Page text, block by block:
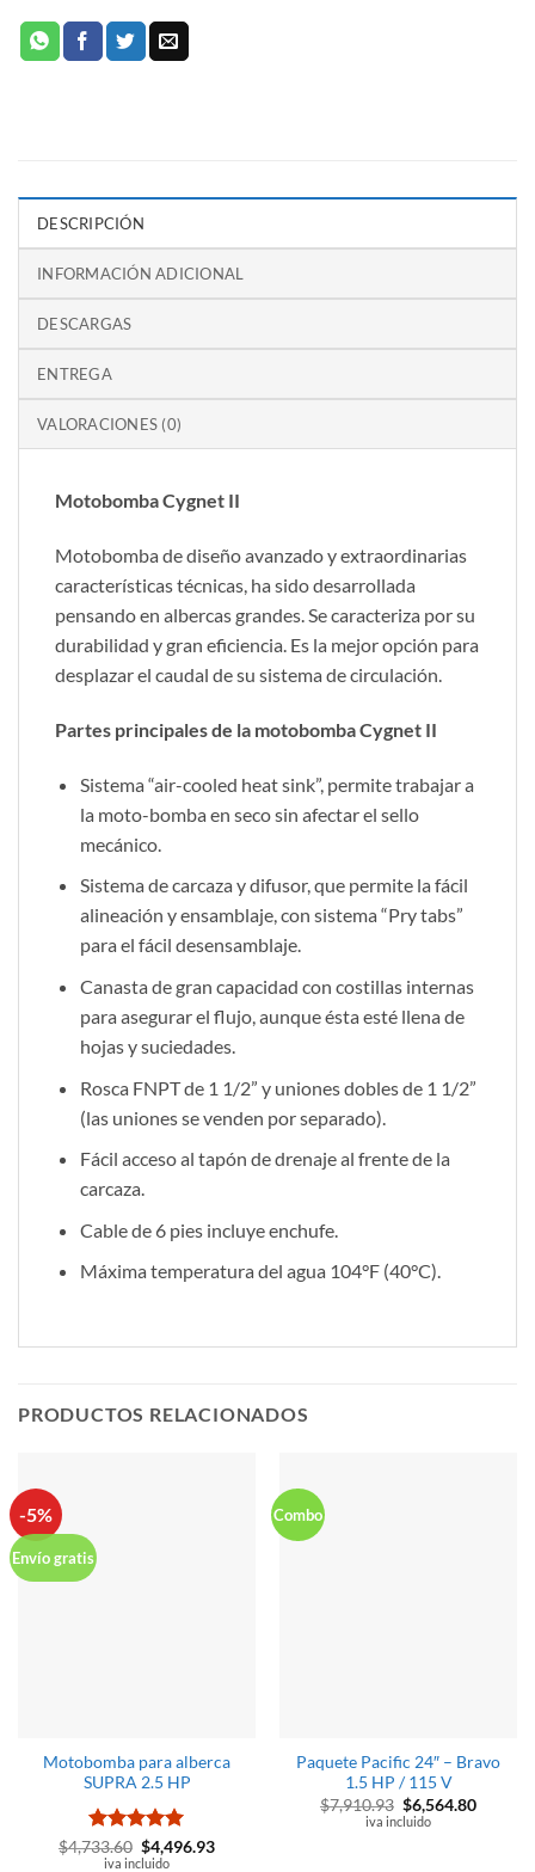
DESCRIPCIÓN
INFORMACIÓN ADICIONAL
DESCARGAS
ENTREGA
VALORACIONES (0)
Motobomba Cygnet II
Motobomba de diseño avanzado y extraordinarias
características técnicas, ha sido desarrollada
pensando en albercas grandes. Se caracteriza por su
durabilidad y gran eficiencia. Es la mejor opción para
desplazar el caudal de su sistema de circulación.
Partes principales de la motobomba Cygnet II
Sistema “air-cooled heat sink”, permite trabajar a
la moto-bomba en seco sin afectar el sello
mecánico.
Sistema de carcaza y difusor, que permite la fácil
alineación y ensamblaje, con sistema “Pry tabs”
para el fácil desensamblaje.
Canasta de gran capacidad con costillas internas
para asegurar el flujo, aunque ésta esté llena de
hojas y suciedades.
Rosca FNPT de 1 1/2” y uniones dobles de 1 1/2”
(las uniones se venden por separado).
Fácil acceso al tapón de drenaje al frente de la
carcaza.
Cable de 6 pies incluye enchufe.
Máxima temperatura del agua 104°F (40°C).
PRODUCTOS RELACIONADOS
-5%
Envío gratis
Motobomba para alberca
SUPRA 2.5 HP
Valorado
con5de 5
$4,733.60 El
precio
$4,496.93El
iva incluido
Combo
Paquete Pacific 24″ – Bravo
1.5 HP / 115 V
$7,910.93 El
precio
$6,564.80El
iva incluido